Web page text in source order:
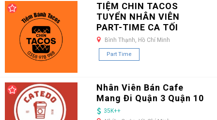
TIỆM CHIN TACOS
TUYỂN NHÂN VIÊN
PART-TIME CA TỐI
Bình Thạnh, Hồ Chí Minh
Part Time
Nhân Viên Bán Cafe
Mang Đi Quận 3 Quận 10
35K++